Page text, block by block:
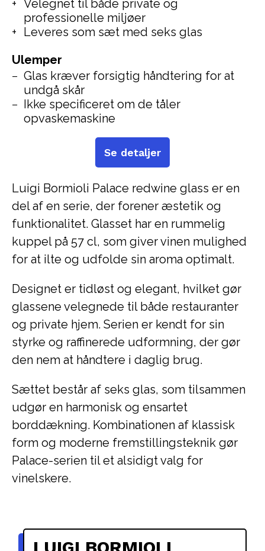
Luigi Bormioli Palace redwine glass er en
del af en serie, der forener æstetik og
funktionalitet. Glasset har en rummelig
kuppel på 57 cl, som giver vinen mulighed
for at ilte og udfolde sin aroma optimalt.
Designet er tidløst og elegant, hvilket gør
glassene velegnede til både restauranter
og private hjem. Serien er kendt for sin
styrke og raffinerede udformning, der gør
den nem at håndtere i daglig brug.
Sættet består af seks glas, som tilsammen
udgør en harmonisk og ensartet
borddækning. Kombinationen af klassisk
form og moderne fremstillingsteknik gør
Palace-serien til et alsidigt valg for
vinelskere.
Velegnet til både private og
professionelle miljøer
Leveres som sæt med seks glas
Ulemper
Glas kræver forsigtig håndtering for at
undgå skår
Ikke specificeret om de tåler
opvaskemaskine
Se detaljer
LUIGI BORMIOLI